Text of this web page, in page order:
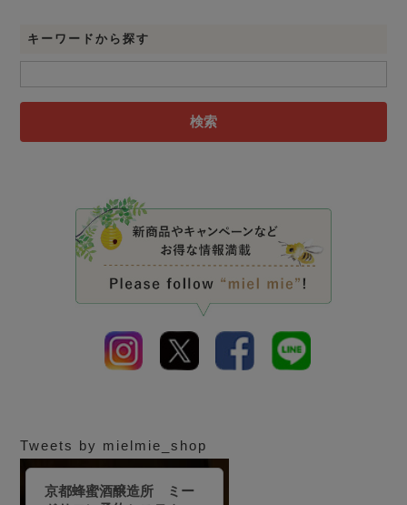
キーワードから探す
検索
Tweets by mielmie_shop